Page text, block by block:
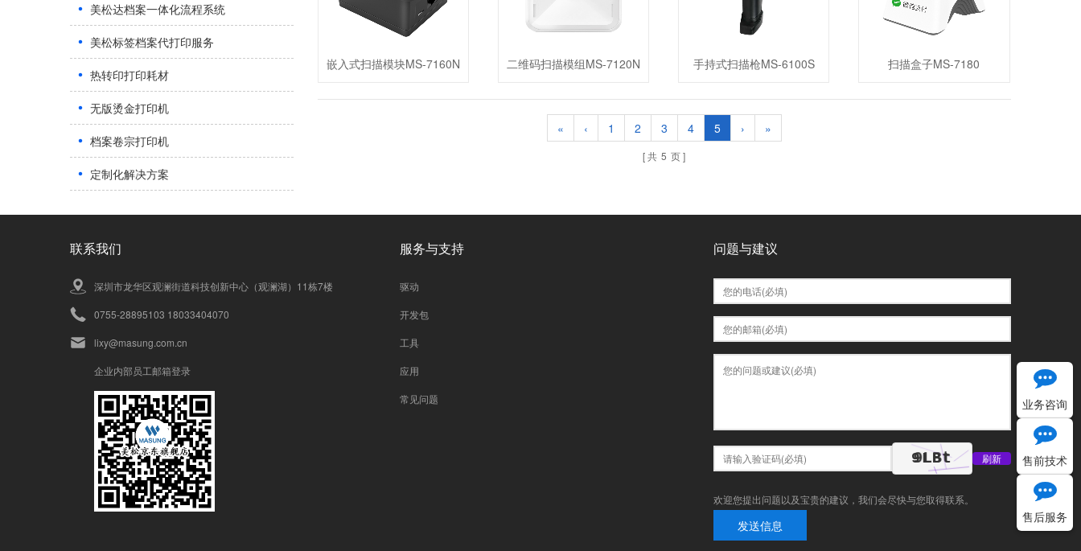
美松达档案一体化流程系统
美松标签档案代打印服务
热转印打印耗材
无版烫金打印机
档案卷宗打印机
定制化解决方案
嵌入式扫描模块MS-7160N 二维码扫描模组MS-7120N 手持式扫描枪MS-6100S 扫描盒子MS-7180
« ‹ 1 2 3 4 5 › »
共 5 页
联系我们
深圳市龙华区观澜街道科技创新中心（观澜湖）11栋7楼
0755-28895103 18033404070
lixy@masung.com.cn
企业内部员工邮箱登录
服务与支持
驱动
开发包
工具
应用
常见问题
问题与建议
9LBt 刷新
欢迎您提出问题以及宝贵的建议，我们会尽快与您取得联系。
发送信息
业务咨询
售前技术
售后服务